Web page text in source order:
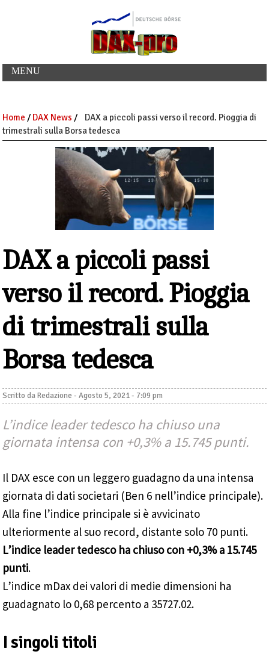
MENU
Home / DAX News /
DAX a piccoli passi verso il record. Pioggia di
trimestrali sulla Borsa tedesca
DAX a piccoli passi
verso il record. Pioggia
di trimestrali sulla
Borsa tedesca
Scritto daRedazione -Agosto 5, 2021 - 7:09 pm
L’indice leader tedesco ha chiuso una
giornata intensa con +0,3% a 15.745 punti.
Il DAX esce con un leggero guadagno da una intensa
giornata di dati societari (Ben 6 nell’indice principale).
Alla fine l’indice principale si è avvicinato
ulteriormente al suo record, distante solo 70 punti.
L’indice leader tedesco ha chiuso con +0,3% a 15.745
punti.
L’indice mDax dei valori di medie dimensioni ha
guadagnato lo 0,68 percento a 35727.02.
I singoli titoli